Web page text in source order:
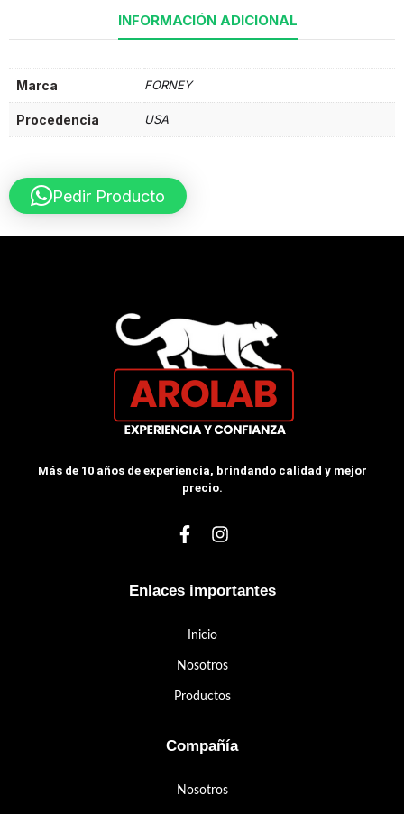
INFORMACIÓN ADICIONAL
Marca FORNEY
Procedencia USA
Pedir Producto
Más de 10 años de experiencia, brindando calidad y mejor
precio.
Enlaces importantes
Inicio
Nosotros
Productos
Compañía
Nosotros